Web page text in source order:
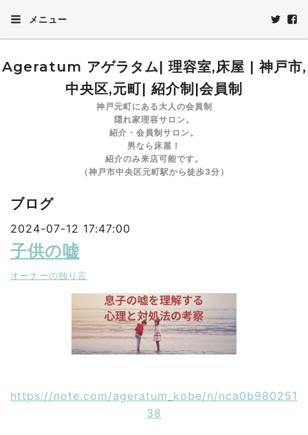
メニュー
Ageratum アゲラタム| 理容室,床屋 | 神戸市,
中央区,元町| 紹介制|会員制
神戸元町にある大人の会員制
隠れ家理容サロン。
紹介・会員制サロン。
男なら床屋！
紹介のみ来店可能です。
（神戸市中央区元町駅から徒歩3分）
ブログ
2024-07-12 17:47:00
子供の嘘
オーナーの独り言
https://note.com/ageratum_kobe/n/nca0b980251
38